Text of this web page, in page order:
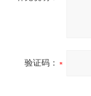
验证码：